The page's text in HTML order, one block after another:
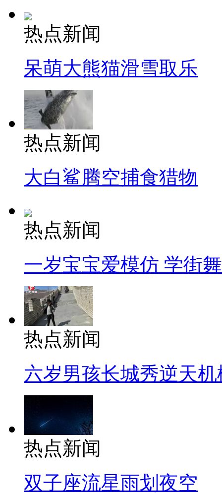
热点新闻
呆萌大熊猫滑雪取乐
热点新闻
大白鲨腾空捕食猎物
热点新闻
一岁宝宝爱模仿 学街
热点新闻
六岁男孩长城秀逆天机
热点新闻
双子座流星雨划夜空